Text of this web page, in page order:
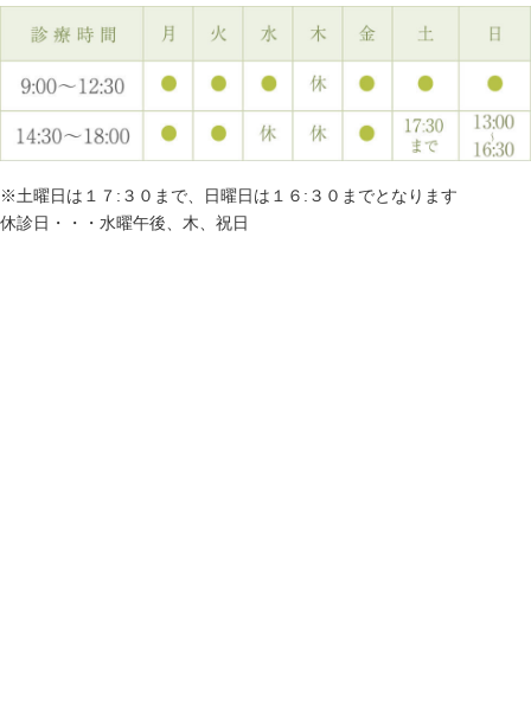
※土曜日は１７:３０まで、日曜日は１６:３０までとなります
休診日・・・水曜午後、木、祝日